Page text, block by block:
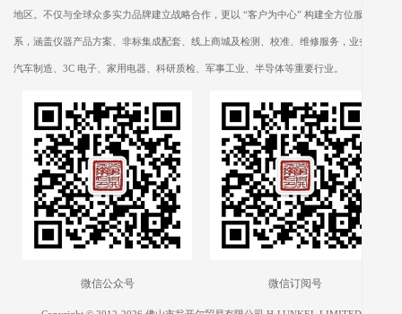
地区。不仅与全球众多实力品牌建立战略合作，更以 “客户为中心” 构建全方位服务体
系，涵盖仪器产品方案、非标集成配套、线上商城及检测、校准、维修服务，业务遍及
汽车制造、3C 电子、家用电器、科研质检、军事工业、半导体等重要行业。
微信公众号 微信订阅号